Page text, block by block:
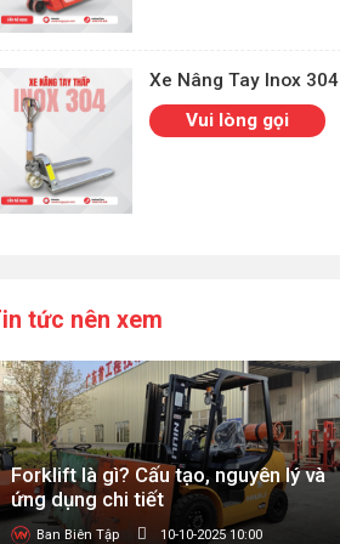
Xe Nâng Tay Inox 304
Vui lòng gọi
tức nên xem
Forklift là gì? Cấu tạo, nguyên lý và
ứng dụng chi tiết
Ban Biên Tập 10-10-2025 10:00